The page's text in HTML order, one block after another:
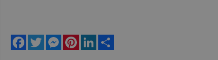
Facebook
Twitter MessengerPinterestLinkedIn